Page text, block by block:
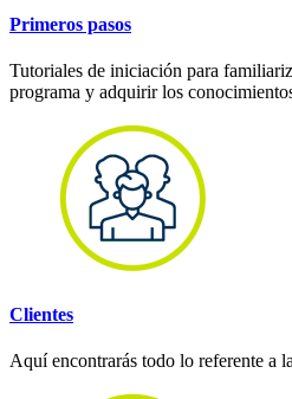
Primeros pasos
Tutoriales de iniciación para
programa y adquirir los
Clientes
Aquí encontrarás todo lo referente a